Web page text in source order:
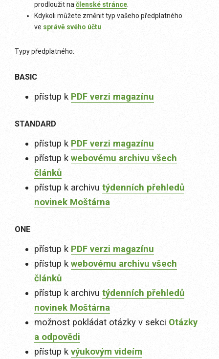
prodloužit na členské stránce
Kdykoli můžete změnit typ vašeho předplatného
ve správě svého účtu
Typy předplatného:
BASIC
přístup k PDF verzi magazínu
STANDARD
přístup k PDF verzi magazínu
přístup k webovému archivu všech
článků
přístup k archivu týdenních přehledů
novinek Moštárna
ONE
přístup k PDF verzi magazínu
přístup k webovému archivu všech
článků
přístup k archivu týdenních přehledů
novinek Moštárna
možnost pokládat otázky v sekci Otázky
a odpovědi
přístup k výukovým videím